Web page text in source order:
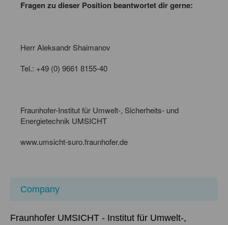
Fragen zu dieser Position beantwortet dir gerne:
Herr Aleksandr Shaimanov
Tel.: +49 (0) 9661 8155-40
Fraunhofer-Institut für Umwelt-, Sicherheits- und
Energietechnik UMSICHT
www.umsicht-suro.fraunhofer.de
Company
Fraunhofer UMSICHT - Institut für Umwelt-,